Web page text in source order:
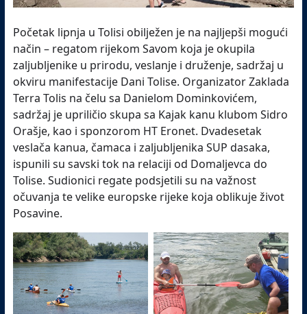
Početak lipnja u Tolisi obilježen je na najljepši mogući
način – regatom rijekom Savom koja je okupila
zaljubljenike u prirodu, veslanje i druženje, sadržaj u
okviru manifestacije Dani Tolise. Organizator Zaklada
Terra Tolis na čelu sa Danielom Dominkovićem,
sadržaj je upriličio skupa sa Kajak kanu klubom Sidro
Orašje, kao i sponzorom HT Eronet. Dvadesetak
veslača kanua, čamaca i zaljubljenika SUP dasaka,
ispunili su savski tok na relaciji od Domaljevca do
Tolise. Sudionici regate podsjetili su na važnost
očuvanja te velike europske rijeke koja oblikuje život
Posavine.